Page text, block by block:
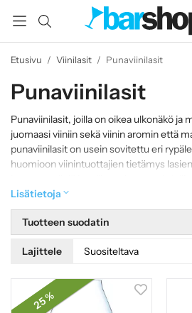
Etusivu / Viinilasit / Punaviinilasit
Punaviinilasit
Punaviinilasit, joilla on oikea ulkonäkö ja
juomaasi viiniin sekä viinin aromin että
punaviinilasit on usein sovitettu eri
huomioon viinintuottajien tietämys
Lisätietoja
Tuotteen suodatin
Lajittele
25 %